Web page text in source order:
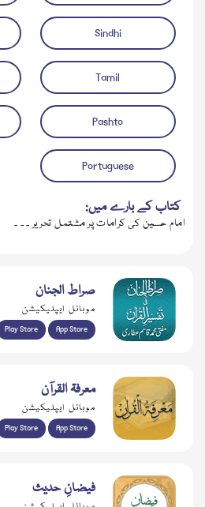
ڈاؤن لوڈ کریں آڈیو چلائیں
Sindhi
Tamil
Pashto
Portuguese
کتاب کے بارے میں:
امام حسین کی کرامات پر مشتمل تحریر ۔ ۔ ۔
صراط الجنان
موبائل ایپلیکیشن
Play Store App Store
معرفۃ القرآن
موبائل ایپلیکیشن
Play Store App Store
فیضانِ حدیث